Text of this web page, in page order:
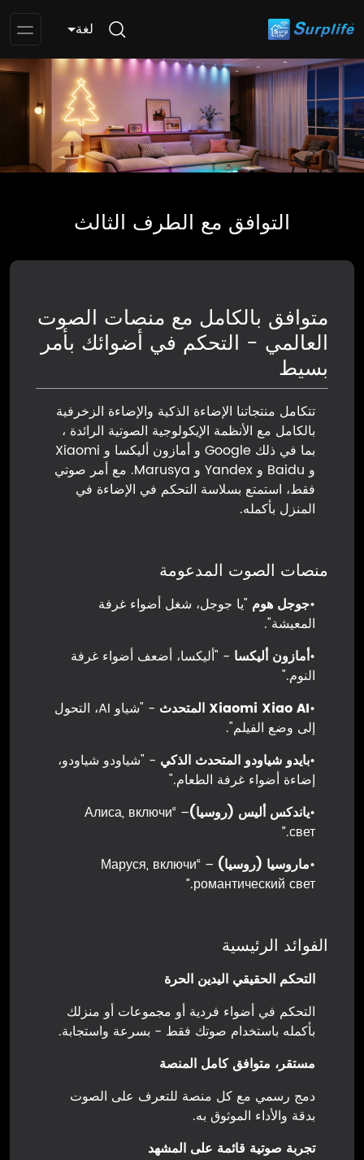
لغة
التوافق مع الطرف الثالث
متوافق بالكامل مع منصات الصوت
العالمي - التحكم في أضوائك بأمر
بسيط
تتكامل منتجاتنا الإضاءة الذكية والإضاءة الزخرفية
بالكامل مع الأنظمة الإيكولوجية الصوتية الرائدة ،
بما في ذلك Google و أمازون أليكسا و Xiaomi
و Baidu و Yandex و Marusya. مع أمر صوتي
فقط، استمتع بسلاسة التحكم في الإضاءة في
المنزل بأكمله.
منصات الصوت المدعومة
•جوجل هوم "يا جوجل، شغل أضواء غرفة
المعيشة".
•أمازون أليكسا - "أليكسا، أضعف أضواء غرفة
النوم."
•Xiaomi Xiao AI المتحدث
- "شياو AI، التحول
إلى وضع الفيلم".
•بايدو شياودو المتحدث الذكي - "شياودو شياودو،
إضاءة أضواء غرفة الطعام."
•ياندكس أليس (روسيا)
– “Алиса, включи
свет.”
•ماروسيا (روسيا)
– “Маруся, включи
романтический свет.”
الفوائد الرئيسية
التحكم الحقيقي اليدين الحرة
التحكم في أضواء فردية أو مجموعات أو منزلك
بأكمله باستخدام صوتك فقط - بسرعة واستجابة.
مستقر، متوافق كامل المنصة
دمج رسمي مع كل منصة للتعرف على الصوت
بدقة والأداء الموثوق به.
تجربة صوتية قائمة على المشهد